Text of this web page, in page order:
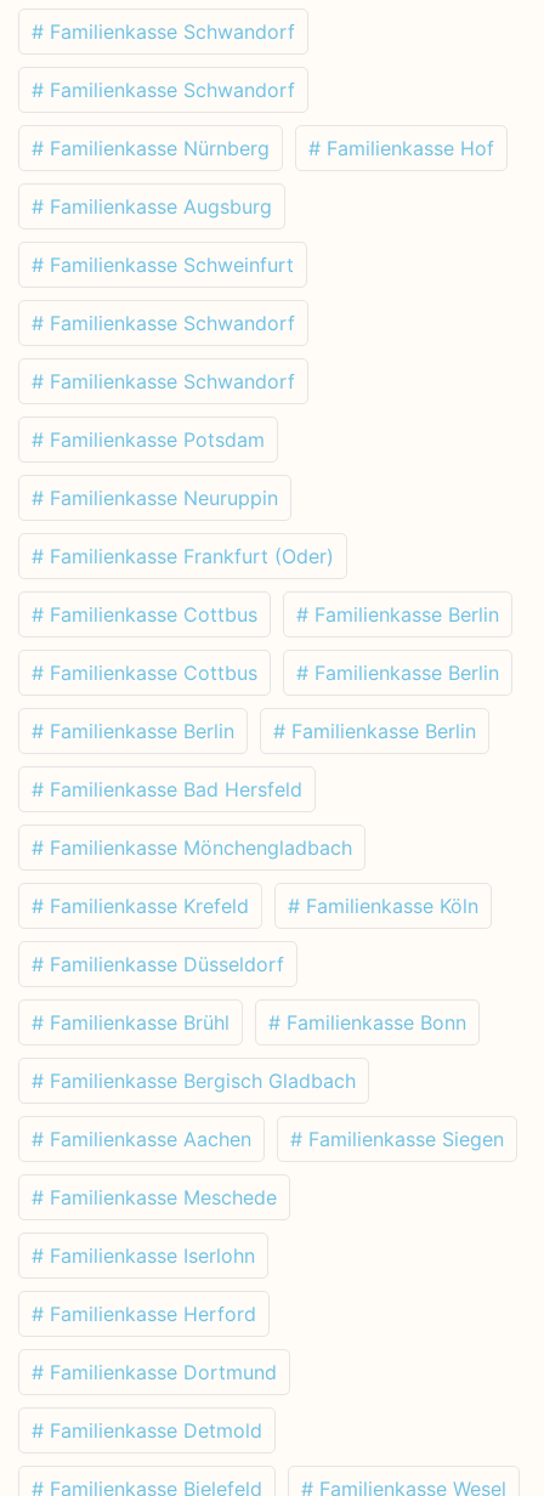
# Familienkasse Schwandorf
# Familienkasse Schwandorf
# Familienkasse Nürnberg # Familienkasse Hof
# Familienkasse Augsburg
# Familienkasse Schweinfurt
# Familienkasse Schwandorf
# Familienkasse Schwandorf
# Familienkasse Potsdam
# Familienkasse Neuruppin
# Familienkasse Frankfurt (Oder)
# Familienkasse Cottbus # Familienkasse Berlin
# Familienkasse Cottbus # Familienkasse Berlin
# Familienkasse Berlin # Familienkasse Berlin
# Familienkasse Bad Hersfeld
# Familienkasse Mönchengladbach
# Familienkasse Krefeld # Familienkasse Köln
# Familienkasse Düsseldorf
# Familienkasse Brühl # Familienkasse Bonn
# Familienkasse Bergisch Gladbach
# Familienkasse Aachen # Familienkasse Siegen
# Familienkasse Meschede
# Familienkasse Iserlohn
# Familienkasse Herford
# Familienkasse Dortmund
# Familienkasse Detmold
# Familienkasse Bielefeld # Familienkasse Wesel